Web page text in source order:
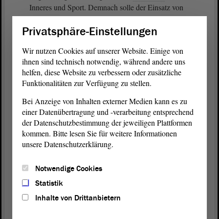
Inneres und Sport. Demnach solle der Einsatz von
Bodycams für die Betroffenen transparent erfolgen
und die Aufnahmen den Betroffenen für eine
Maßnahme zugänglich gemacht werden. Bei der
Abstimmung fand der Änderungsantrag bei 1 : 10 :
2 Stimmen keine Mehrheit und wurde somit
abgelehnt.
Im Anschluss wurde der Gesetzentwurf mit den
vom Gesetzgebungs- und Beratungsdienst
vorgeschlagenen Änderungen zur Abstimmung
gestellt und fand mit 7 : 3 : 3 Stimmen eine
den mitberatendenAusschuss
abschließende
Beschlussempfehlungan den
Privatsphäre-Einstellungen
Wir nutzen Cookies auf unserer Website. Einige von
ihnen sind technisch notwendig, während andere uns
helfen, diese Website zu verbessern oder zusätzliche
Funktionalitäten zur Verfügung zu stellen.
Bei Anzeige von Inhalten externer Medien kann es zu
einer Datenübertragung und -verarbeitung entsprechend
der Datenschutzbestimmung der jeweiligen Plattformen
kommen. Bitte lesen Sie für weitere Informationen
unsere Datenschutzerklärung.
Notwendige Cookies
Statistik
Inhalte von Drittanbietern